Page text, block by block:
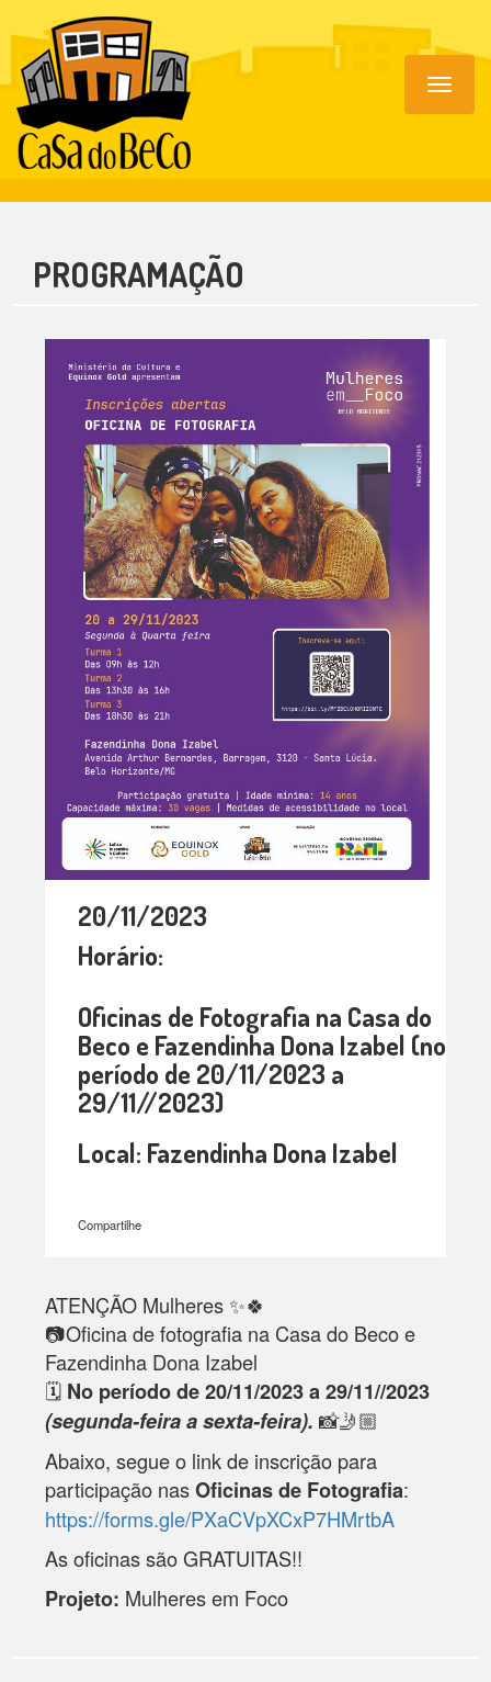
Toggle
PROGRAMAÇÃO
20/11/2023
Horário:
Oficinas de Fotografia na Casa do
Beco e Fazendinha Dona Izabel (no
período de 20/11/2023 a
29/11//2023)
Local: Fazendinha Dona Izabel
Compartilhe
ATENÇÃO Mulheres ✨🍀
📷Oficina de fotografia na Casa do Beco e
Fazendinha Dona Izabel
🗓️ No período de 20/11/2023 a 29/11//2023
(segunda-feira a sexta-feira). 📸🤳🏼
Abaixo, segue o link de inscrição para
participação nasOficinas de Fotografia:
https://forms.gle/PXaCVpXCxP7HMrtbA
As oficinas são GRATUITAS!!
Projeto: Mulheres em Foco